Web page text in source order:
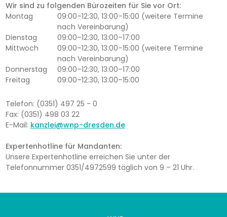
Wir sind zu folgenden Bürozeiten für Sie vor Ort:
Montag
09:00–12:30, 13:00–15:00 (weitere Termine
nach Vereinbarung)
Dienstag
09:00–12:30, 13:00–17:00
Mittwoch
09:00–12:30, 13:00–15:00 (weitere Termine
nach Vereinbarung)
Donnerstag
09:00–12:30, 13:00–17:00
Freitag
09:00–12:30, 13:00–15:00
Telefon: (0351) 497 25 - 0
Fax: (0351) 498 03 22
E-Mail: kanzlei@wnp-dresden.de
Expertenhotline für Mandanten:
Unsere Expertenhotline erreichen Sie unter der
Telefonnummer 0351/4972599 täglich von 9 – 21 Uhr.